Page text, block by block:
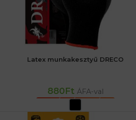
Latex munkakesztyű DRECO
880Ft ÁFA-val
OPCIÓK VÁLASZTÁSA